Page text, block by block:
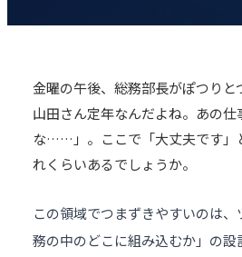
金曜の午後、総務部長がぽつりと
山田さん定年なんだよね。あの
な……」。ここで「大丈夫です」
れくらいあるでしょうか。
この領域でつまずきやすいのは
務の中のどこに組み込むか」の